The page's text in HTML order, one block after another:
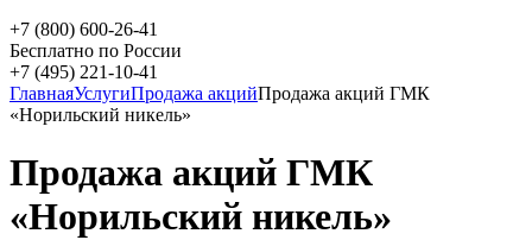
+7 (800) 600-26-41
Бесплатно по России
+7 (495) 221-10-41
ГлавнаяУслугиПродажа акцийПродажа акций ГМК
«Норильский никель»
Продажа акций ГМК
«Норильский никель»